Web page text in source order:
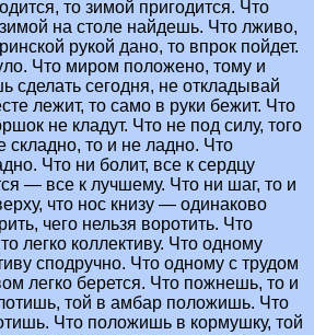
то зимой пригодится. Что
на столе найдешь. Что лживо,
рукой дано, то впрок пойдет.
Что миром положено, тому и
сделать сегодня, не откладывай
лежит, то само в руки бежит. Что
не кладут. Что не под силу, того
складно, то и не ладно. Что
Что ни болит, все к сердцу
— все к лучшему. Что ни шаг, то и
что нос книзу — одинаково
чего нельзя воротить. Что
легко коллективу. Что одному
сподручно. Что одному с трудом
легко берется. Что пожнешь, то и
той в амбар положишь. Что
Что положишь в кормушку, той